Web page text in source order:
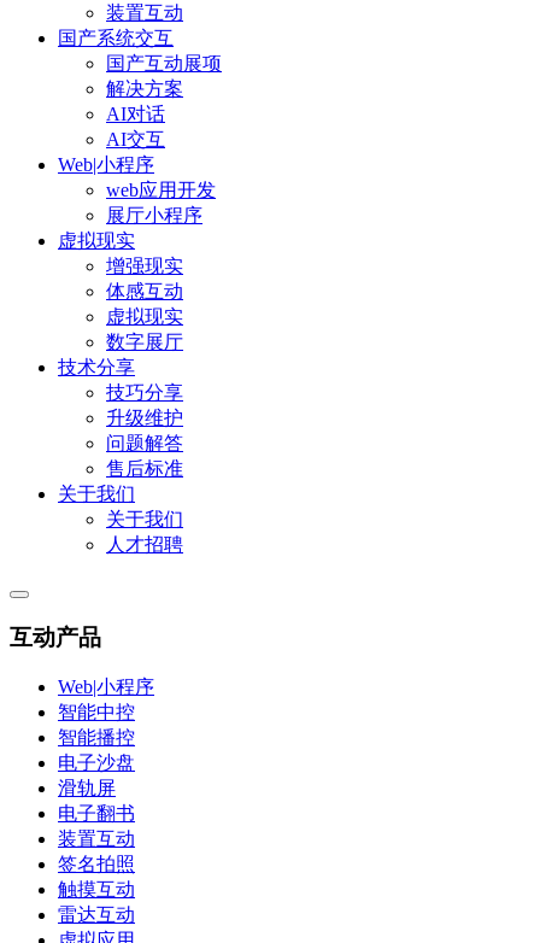
装置互动
国产系统交互
国产互动展项
解决方案
AI对话
AI交互
Web|小程序
web应用开发
展厅小程序
虚拟现实
增强现实
体感互动
虚拟现实
数字展厅
技术分享
技巧分享
升级维护
问题解答
售后标准
关于我们
关于我们
人才招聘
互动产品
Web|小程序
智能中控
智能播控
电子沙盘
滑轨屏
电子翻书
装置互动
签名拍照
触摸互动
雷达互动